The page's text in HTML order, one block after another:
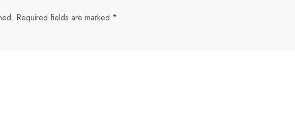
Required fields are marked *